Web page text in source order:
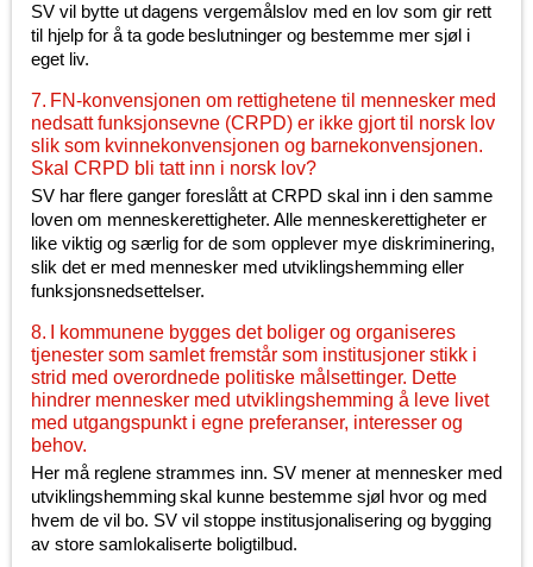
SV vil bytte ut dagens vergemålslov med en lov som gir rett
til hjelp for å ta gode beslutninger og bestemme mer sjøl i
eget liv.
7. FN-konvensjonen om rettighetene til mennesker med
nedsatt funksjonsevne (CRPD) er ikke gjort til norsk lov
slik som kvinnekonvensjonen og barnekonvensjonen.
Skal CRPD bli tatt inn i norsk lov?
SV har flere ganger foreslått at CRPD skal inn i den samme
loven om menneskerettigheter. Alle menneskerettigheter er
like viktig og særlig for de som opplever mye diskriminering,
slik det er med mennesker med utviklingshemming eller
funksjonsnedsettelser.
8. I kommunene bygges det boliger og organiseres
tjenester som samlet fremstår som institusjoner stikk i
strid med overordnede politiske målsettinger. Dette
hindrer mennesker med utviklingshemming å leve livet
med utgangspunkt i egne preferanser, interesser og
behov.
Her må reglene strammes inn. SV mener at mennesker med
utviklingshemming skal kunne bestemme sjøl hvor og med
hvem de vil bo. SV vil stoppe institusjonalisering og bygging
av store samlokaliserte boligtilbud.